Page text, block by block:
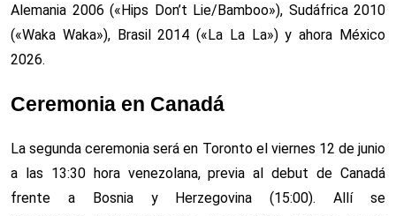
Alemania 2006 («Hips Don’t Lie/Bamboo»), Sudáfrica 2010
(«Waka Waka»), Brasil 2014 («La La La») y ahora México
2026.
Ceremonia en Canadá
La segunda ceremonia será en Toronto el viernes 12 de junio
a las 13:30 hora venezolana, previa al debut de Canadá
frente a Bosnia y Herzegovina (15:00). Allí se